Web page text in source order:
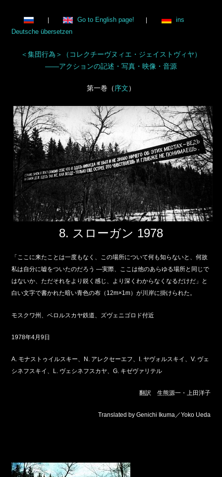
Go to English page!
ins
Deutsche übersetzen
＜集団行為＞（コレクチーヴヌィエ・ジェイストヴィヤ）
――アクションの記述・写真・映像・音源
第一巻（序文）
8. スローガン 1978
「ここに来たことは一度もなく、この場所について何も知らないと、何故
私は自分に嘘をついたのだろう ―実際、ここは他のあらゆる場所と同じで
はないか、ただそれをより鋭く感じ、より深くわからなくなるだけだ」と
白い文字で書かれた暗い青色の布（12m×1m）が川岸に掛けられた。
モスクワ州、ベロルスカヤ鉄道、ズヴェニゴロド付近
1978年4月9日
A. モナストゥイルスキー、N. アレクセーエフ、I. ヤヴォルスキイ、V. ヴェ
シネフスキイ、L. ヴェシネフスカヤ、G. キゼヴァリテル
翻訳 生熊源一・上田洋子
Translated by Genichi Ikuma／Yoko Ueda